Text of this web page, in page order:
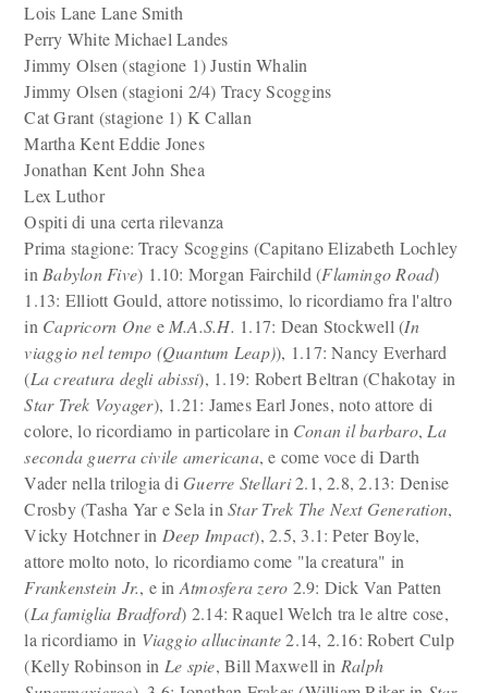
Lois Lane Lane Smith
Perry White Michael Landes
Jimmy Olsen (stagione 1) Justin Whalin
Jimmy Olsen (stagioni 2/4) Tracy Scoggins
Cat Grant (stagione 1) K Callan
Martha Kent Eddie Jones
Jonathan Kent John Shea
Lex Luthor
Ospiti di una certa rilevanza
Prima stagione: Tracy Scoggins (Capitano Elizabeth Lochley
in Babylon Five) 1.10: Morgan Fairchild (Flamingo Road)
1.13: Elliott Gould, attore notissimo, lo ricordiamo fra l'altro
in Capricorn One e M.A.S.H. 1.17: Dean Stockwell (In
viaggio nel tempo (Quantum Leap)), 1.17: Nancy Everhard
(La creatura degli abissi), 1.19: Robert Beltran (Chakotay in
Star Trek Voyager), 1.21: James Earl Jones, noto attore di
colore, lo ricordiamo in particolare in Conan il barbaro, La
seconda guerra civile americana, e come voce di Darth
Vader nella trilogia di Guerre Stellari2.1, 2.8, 2.13: Denise
Crosby (Tasha Yar e Sela inStar Trek The Next Generation,
Vicky Hotchner in Deep Impact), 2.5, 3.1: Peter Boyle,
attore molto noto, lo ricordiamo come "la creatura" in
Frankenstein Jr., e in Atmosfera zero 2.9: Dick Van Patten
(La famiglia Bradford) 2.14: Raquel Welch tra le altre cose,
la ricordiamo in Viaggio allucinante2.14, 2.16: Robert Culp
(Kelly Robinson in Le spie, Bill Maxwell in Ralph